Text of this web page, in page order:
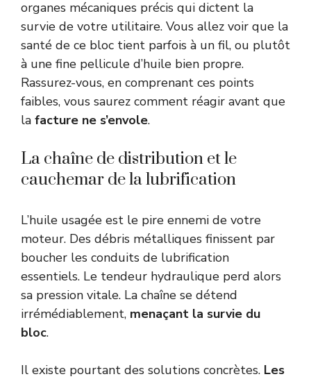
organes mécaniques précis qui dictent la
survie de votre utilitaire. Vous allez voir que la
santé de ce bloc tient parfois à un fil, ou plutôt
à une fine pellicule d’huile bien propre.
Rassurez-vous, en comprenant ces points
faibles, vous saurez comment réagir avant que
la facture ne s’envole.
La chaîne de distribution et le
cauchemar de la lubrification
L’huile usagée est le pire ennemi de votre
moteur. Des débris métalliques finissent par
boucher les conduits de lubrification
essentiels. Le tendeur hydraulique perd alors
sa pression vitale. La chaîne se détend
irrémédiablement, menaçant la survie du
bloc.
Il existe pourtant des solutions concrètes. Les